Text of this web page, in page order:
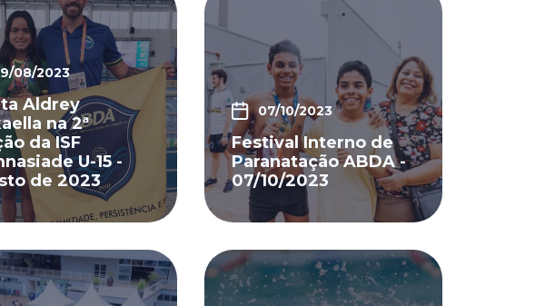
08/2023
Aldrey
na 2ª
da ISF
U-15 -
de 2023
07/10/2023
Festival Interno de
Paranatação ABDA -
07/10/2023